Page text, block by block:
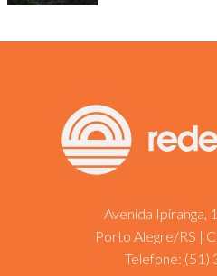
Avenida Ipiranga,
Porto Alegre/RS |
Telefone: (51)